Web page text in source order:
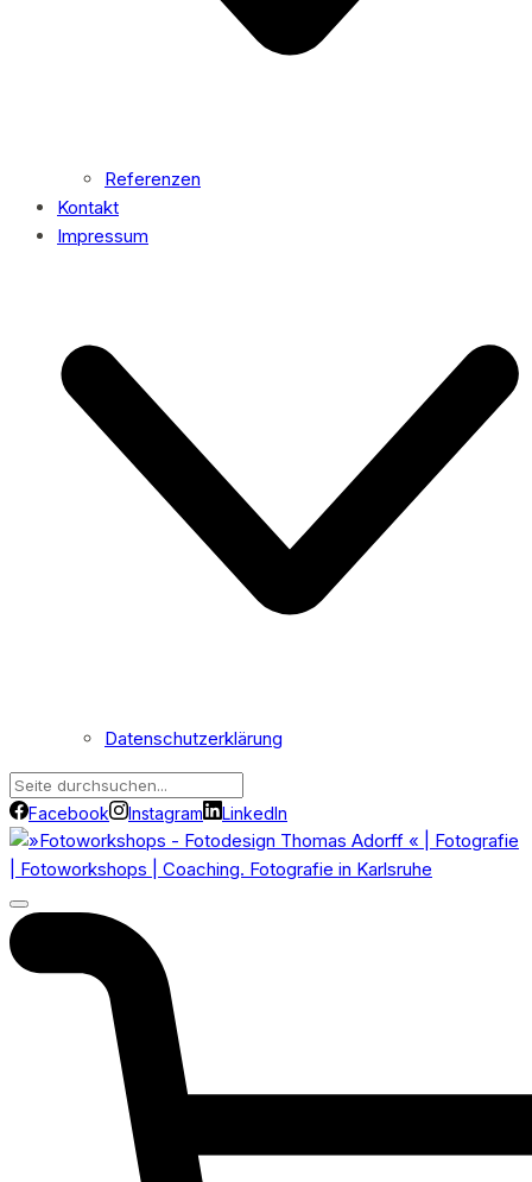
Referenzen
Kontakt
Impressum
Datenschutzerklärung
Facebook Instagram LinkedIn